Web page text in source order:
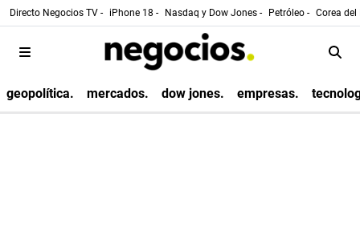
Directo Negocios TV - iPhone 18 - Nasdaq y Dow Jones - Petróleo - Corea
geopolítica. mercados. dow jones. empresas.